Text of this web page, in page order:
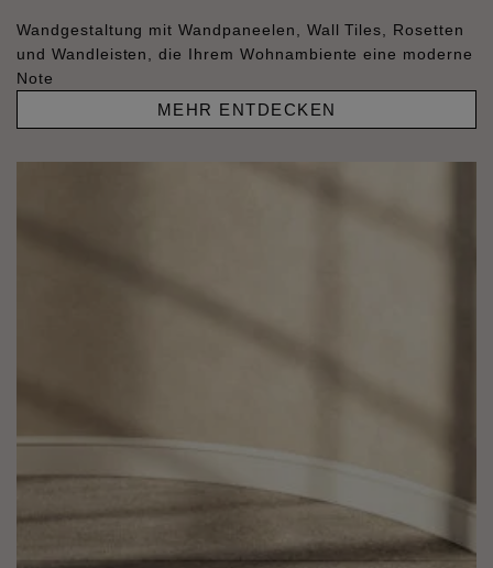
Wandgestaltung mit Wandpaneelen, Wall Tiles, Rosetten
und Wandleisten, die Ihrem Wohnambiente eine moderne
Note
MEHR ENTDECKEN